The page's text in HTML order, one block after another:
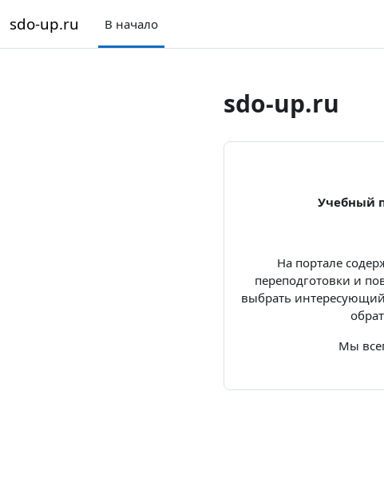
sdo-up.ru В начало
sdo-up.ru
Учебный
На портале
переподготовки и
выбрать интересующий
Мы